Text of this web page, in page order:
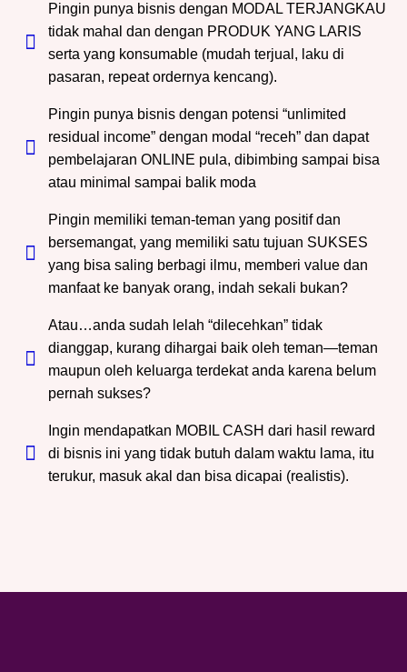
Pingin punya bisnis dengan MODAL TERJANGKAU
tidak mahal dan dengan PRODUK YANG LARIS
serta yang konsumable (mudah terjual, laku di
pasaran, repeat ordernya kencang).
Pingin punya bisnis dengan potensi “unlimited
residual income” dengan modal “receh” dan dapat
pembelajaran ONLINE pula, dibimbing sampai bisa
atau minimal sampai balik moda
Pingin memiliki teman-teman yang positif dan
bersemangat, yang memiliki satu tujuan SUKSES
yang bisa saling berbagi ilmu, memberi value dan
manfaat ke banyak orang, indah sekali bukan?
Atau…anda sudah lelah “dilecehkan” tidak
dianggap, kurang dihargai baik oleh teman—teman
maupun oleh keluarga terdekat anda karena belum
pernah sukses?
Ingin mendapatkan MOBIL CASH dari hasil reward
di bisnis ini yang tidak butuh dalam waktu lama, itu
terukur, masuk akal dan bisa dicapai (realistis).